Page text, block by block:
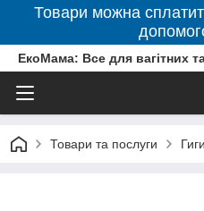
Товари можна
ЕкоМама: Все для вагітних
Товари та послуги